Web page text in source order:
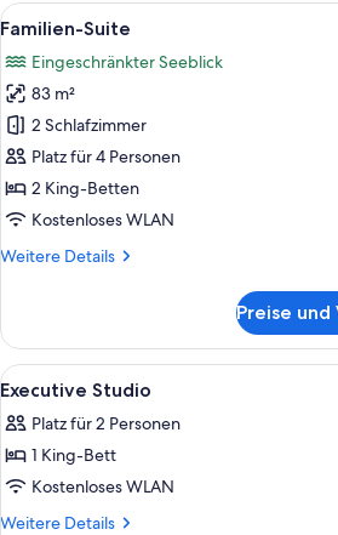
Alle
Fotos
für
Familien-
Suite
anzeigen
Ein
8
Familien-Suite
Eingeschränkter Seeblick
83 m²
2 Schlafzimmer
Platz für 4 Personen
2 King-Betten
Kostenloses WLAN
Weitere Details
Weitere
Suite
Preise
Alle
Fotos
für
Executive
Studio
anzeigen
Ein
5
Executive Studio
Platz für 2 Personen
1 King-Bett
Kostenloses WLAN
Weitere Details
Weitere